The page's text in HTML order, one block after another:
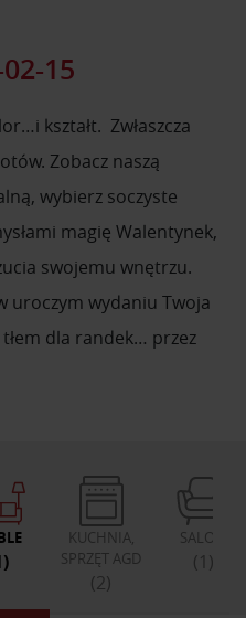
15
kształt. Zwłaszcza
Zobacz naszą
wybierz soczyste
magię Walentynek,
swojemu wnętrzu.
uroczym wydaniu Twoja
dla randek… przez
KUCHNIA,
SPRZĘT AGD
(2)
SALON
(1)